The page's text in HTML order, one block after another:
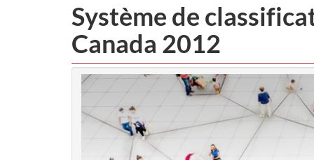
Système de
Canada 2012